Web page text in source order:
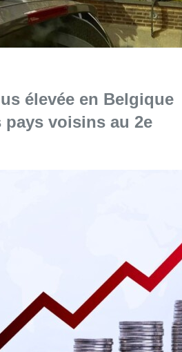
élevée en Belgique
pays voisins au 2e